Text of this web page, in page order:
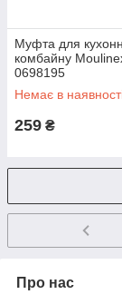
Муфта для
комбайну
0698195
Немає в
259 ₴
Про нас